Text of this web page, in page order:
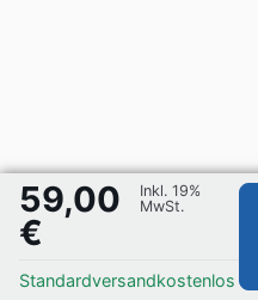
59,00
€
Inkl. 19%
MwSt.
Standardversandkostenlos